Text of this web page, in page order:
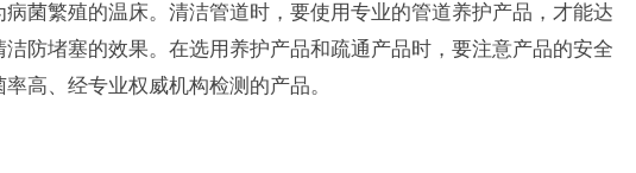
菌繁殖的温床。清洁管道时，要使用专业的管道养护产品，才能达
防堵塞的效果。在选用养护产品和疏通产品时，要注意产品的安全
高、经专业权威机构检测的产品。